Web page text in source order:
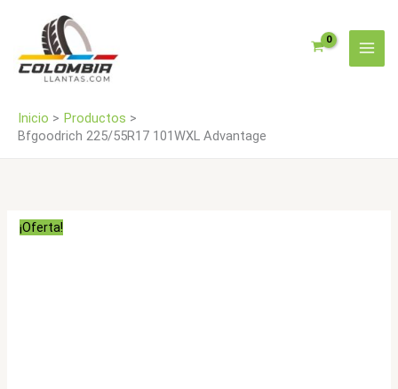
contenido
Inicio
Productos
Bfgoodrich 225/55R17 101WXL Advantage
¡Oferta!